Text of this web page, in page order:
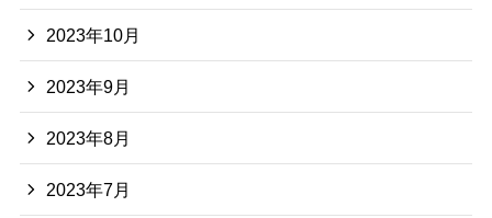
2023年10月
2023年9月
2023年8月
2023年7月